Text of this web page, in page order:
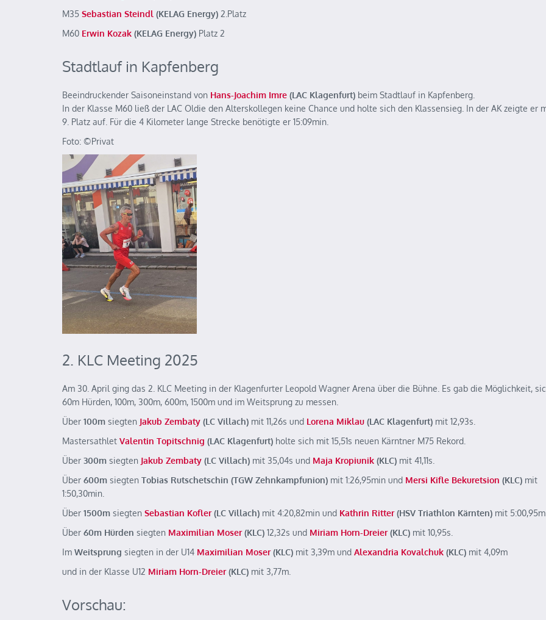
M35 Sebastian Steindl (KELAG Energy) 2.Platz
M60 Erwin Kozak (KELAG Energy) Platz 2
Stadtlauf in Kapfenberg
Beeindruckender Saisoneinstand von Hans-Joachim Imre (LAC Klagenfurt) beim Stadtlauf in Kapfenberg.
In der Klasse M60 ließ der LAC Oldie den Alterskollegen keine Chance und holte sich den Klassensieg. In der AK zeigte er
9. Platz auf. Für die 4 Kilometer lange Strecke benötigte er 15:09min.
Foto: ©️Privat
2. KLC Meeting 2025
Am 30. April ging das 2. KLC Meeting in der Klagenfurter Leopold Wagner Arena über die Bühne. Es gab die Möglichkeit,
60m Hürden, 100m, 300m, 600m, 1500m und im Weitsprung zu messen.
Über 100m siegten Jakub Zembaty (LC Villach) mit 11,26s und Lorena Miklau (LAC Klagenfurt) mit 12,93s.
Mastersathlet Valentin Topitschnig (LAC Klagenfurt) holte sich mit 15,51s neuen Kärntner M75 Rekord.
Über 300m siegten Jakub Zembaty (LC Villach) mit 35,04s und Maja Kropiunik (KLC) mit 41,11s.
Über 600m siegten Tobias Rutschetschin (TGW Zehnkampfunion) mit 1:26,95min und Mersi Kifle Bekuretsion (KLC) mit
1:50,30min.
Über 1500m siegten Sebastian Kofler(LC Villach) mit 4:20,82min und Kathrin Ritter(HSV Triathlon Kärnten) mit
Über 60m Hürden siegten Maximilian Moser(KLC) 12,32s und Miriam Horn-Dreier(KLC) mit 10,95s.
Im Weitsprung siegten in der U14 Maximilian Moser(KLC) mit 3,39m und Alexandria Kovalchuk (KLC) mit 4,09m
und in der Klasse U12 Miriam Horn-Dreier(KLC) mit 3,77m.
Vorschau: